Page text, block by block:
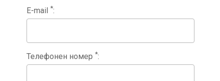
E-mail *
Телефонен номер *